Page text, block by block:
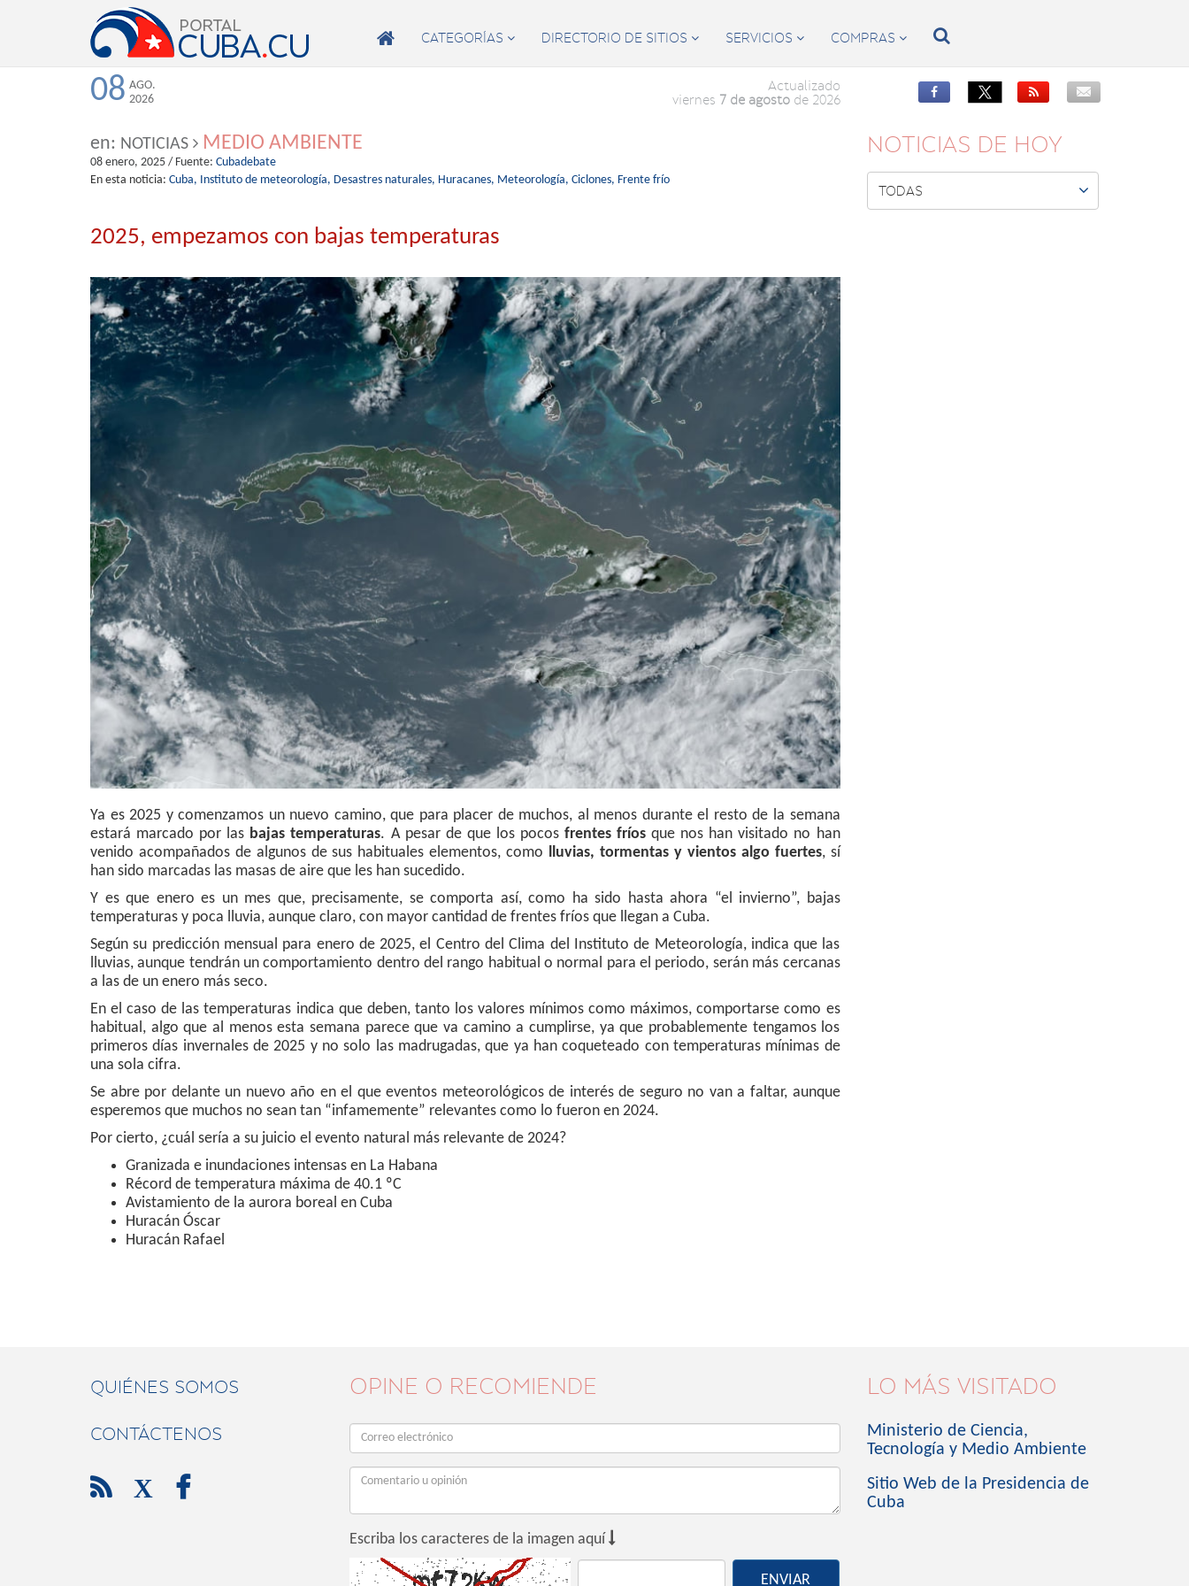
 CATEGORÍAS  DIRECTORIO DE SITIOS  SERVICIOS  COMPRAS  
08 AGO.
2026
Actualizado
viernes 7 de agostode 2026


en: NOTICIAS MEDIO AMBIENTE
08 enero, 2025 / Fuente: Cubadebate
En esta noticia: Cuba, Instituto de meteorología, Desastres naturales, Huracanes, Meteorología, Ciclones, Frente frío
2025, empezamos con bajas temperaturas
Ya es 2025 y comenzamos un nuevo camino, que para placer de muchos, al menos durante el resto de la semana
estará marcado por las bajas temperaturas. A pesar de que los pocos frentes fríos que nos han visitado no han
venido acompañados de algunos de sus habituales elementos, como lluvias, tormentas y vientos algo fuertes, sí
han sido marcadas las masas de aire que les han sucedido.
Y es que enero es un mes que, precisamente, se comporta así, como ha sido hasta ahora “el invierno”, bajas
temperaturas y poca lluvia, aunque claro, con mayor cantidad de frentes fríos que llegan a Cuba.
Según su predicción mensual para enero de 2025, el Centro del Clima del Instituto de Meteorología, indica que las
lluvias, aunque tendrán un comportamiento dentro del rango habitual o normal para el periodo, serán más cercanas
a las de un enero más seco.
En el caso de las temperaturas indica que deben, tanto los valores mínimos como máximos, comportarse como es
habitual, algo que al menos esta semana parece que va camino a cumplirse, ya que probablemente tengamos los
primeros días invernales de 2025 y no solo las madrugadas, que ya han coqueteado con temperaturas mínimas de
una sola cifra.
Se abre por delante un nuevo año en el que eventos meteorológicos de interés de seguro no van a faltar, aunque
esperemos que muchos no sean tan “infamemente” relevantes como lo fueron en 2024.
Por cierto, ¿cuál sería a su juicio el evento natural más relevante de 2024?
Granizada e inundaciones intensas en La Habana
Récord de temperatura máxima de 40.1 ºC
Avistamiento de la aurora boreal en Cuba
Huracán Óscar
Huracán Rafael
NOTICIAS DE HOY
TODAS 
QUIÉNES SOMOS
CONTÁCTENOS
 X 
OPINE O RECOMIENDE
Escriba los caracteres de la imagen aquí 
ENVIAR
LO MÁS VISITADO
Ministerio de Ciencia,
Tecnología y Medio Ambiente
Sitio Web de la Presidencia de
Cuba